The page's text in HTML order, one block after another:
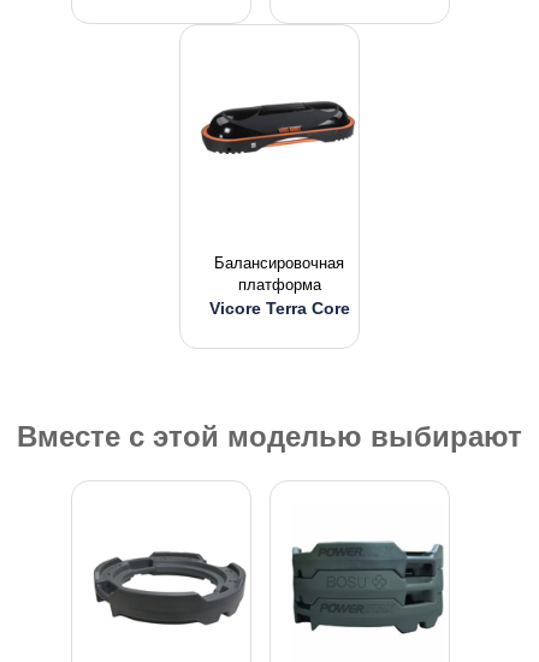
Балансировочная
платформа
Vicore Terra Core
Вместе с этой моделью выбирают